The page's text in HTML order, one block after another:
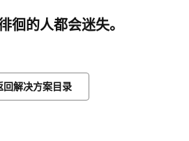
徊的人都会迷失。
回解决方案目录